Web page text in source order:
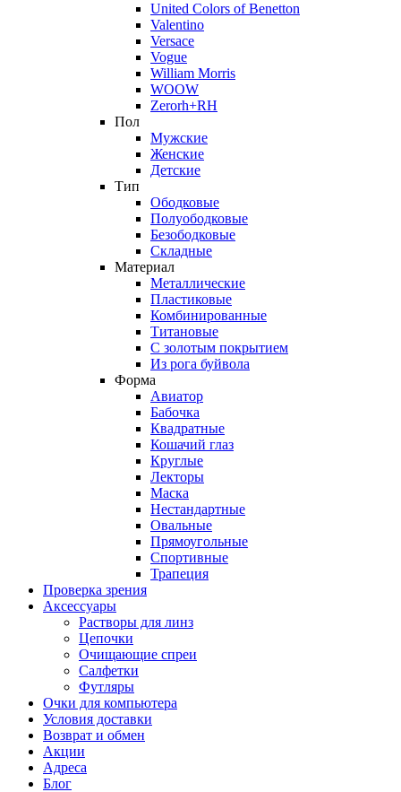
United Colors of Benetton
Valentino
Versace
Vogue
William Morris
WOOW
Zerorh+RH
Пол
Мужские
Женские
Детские
Тип
Ободковые
Полуободковые
Безободковые
Складные
Материал
Металлические
Пластиковые
Комбинированные
Титановые
С золотым покрытием
Из рога буйвола
Форма
Авиатор
Бабочка
Квадратные
Кошачий глаз
Круглые
Лекторы
Маска
Нестандартные
Овальные
Прямоугольные
Спортивные
Трапеция
Проверка зрения
Аксессуары
Растворы для линз
Цепочки
Очищающие спреи
Салфетки
Футляры
Очки для компьютера
Условия доставки
Возврат и обмен
Акции
Адреса
Блог